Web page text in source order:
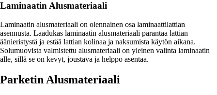
Laminaatin Alusmateriaali
Laminaatin alusmateriaali on olennainen osa laminaattilattian
asennusta. Laadukas laminaatin alusmateriaali parantaa lattian
äänieristystä ja estää lattian kolinaa ja naksumista käytön aikana.
Solumuovista valmistettu alusmateriaali on yleinen valinta laminaatin
alle, sillä se on kevyt, joustava ja helppo asentaa.
Parketin Alusmateriaali